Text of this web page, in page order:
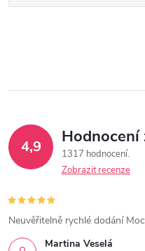
4,9 Hodnocení
1317 hodnocení
Zobrazit recenze
Martina Veselá
Neuvěřitelně rychlé dodání